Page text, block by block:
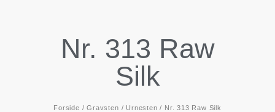
Nr. 313 Raw
Silk
Forside /Gravsten / Urnesten / Nr. 313 Raw Silk